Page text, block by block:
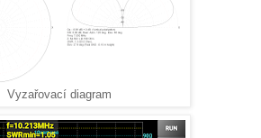
Vyzařovací diagram